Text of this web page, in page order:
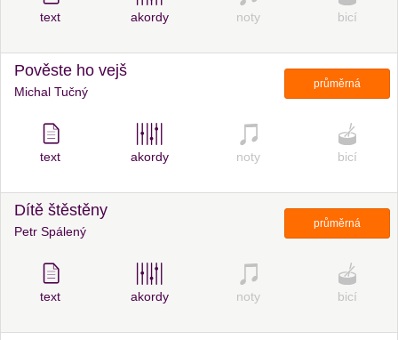
text akordy noty bicí
Pověste ho vejš
Michal Tučný
průměrná
text akordy noty bicí
Dítě štěstěny
Petr Spálený
průměrná
text akordy noty bicí